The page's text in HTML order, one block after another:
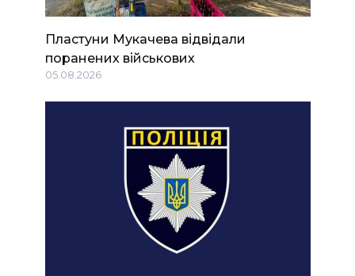
Пластуни Мукачева відвідали
поранених військових
05.08.2026